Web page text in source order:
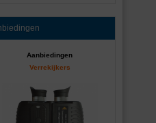
Aanbiedingen
Verrekijkers